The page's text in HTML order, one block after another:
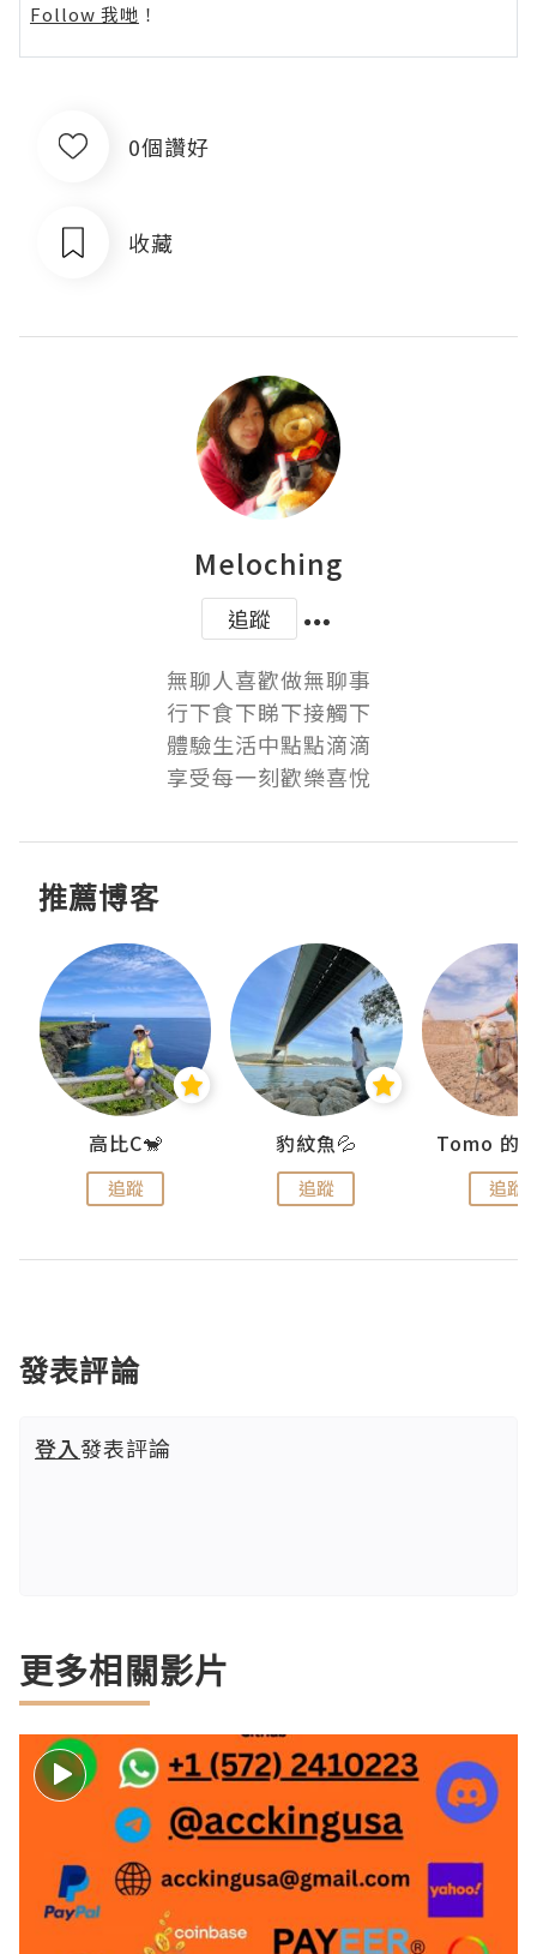
Follow 我哋 ！
0個讚好
收藏
Meloching
追蹤
無聊人喜歡做無聊事
行下食下睇下接觸下
體驗生活中點點滴滴
享受每一刻歡樂喜悅
推薦博客
高比C🐒
追蹤
豹紋魚💦
追蹤 追蹤
發表評論
登入發表評論
更多相關影片